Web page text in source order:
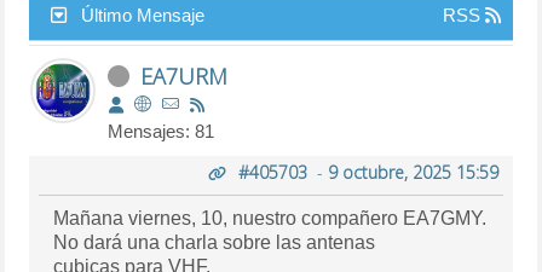
Último Mensaje RSS
EA7URM
Mensajes: 81
#405703- 9 octubre, 2025 15:59
Mañana viernes, 10, nuestro compañero EA7GMY.
No dará una charla sobre las antenas
cubicas para VHF.